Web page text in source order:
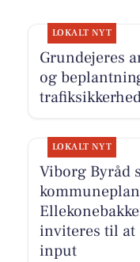
LOKALT NYT
Grundejeres
og
LOKALT NYT
Viborg Byråd
inviteres til at
input